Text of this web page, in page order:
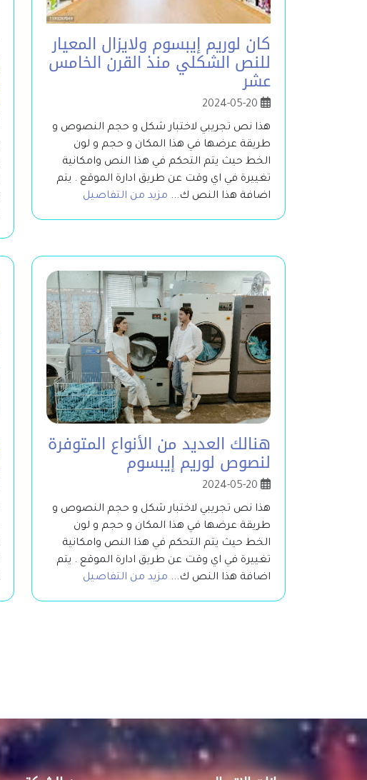
كان لوريم إيبسوم ولايزال المعيار
للنص الشكلي منذ القرن الخامس
عشر
هذا نص تجريبي لاختبار شكل و حجم النصوص و
طريقة عرضها في هذا المكان و حجم و لون
الخط حيث يتم التحكم في هذا النص وامكانية
تغييرة في اي وقت عن طريق ادارة الموقع . يتم
اضافة هذا النص ك... مزيد من التفاصيل
هنالك العديد من الأنواع المتوفرة
لنصوص لوريم إيبسوم
هذا نص تجريبي لاختبار شكل و حجم النصوص و
طريقة عرضها في هذا المكان و حجم و لون
الخط حيث يتم التحكم في هذا النص وامكانية
تغييرة في اي وقت عن طريق ادارة الموقع . يتم
اضافة هذا النص ك... مزيد من التفاصيل